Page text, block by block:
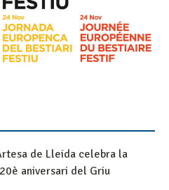
de Lleida celebra la
aniversari del Griu